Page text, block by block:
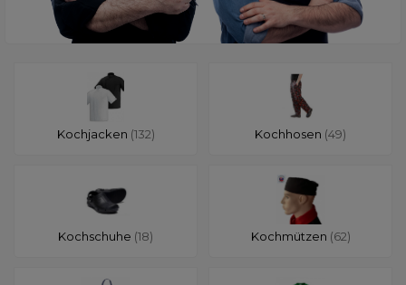
Kochjacken (132) Kochhosen (49)
Kochschuhe (18) Kochmützen (62)